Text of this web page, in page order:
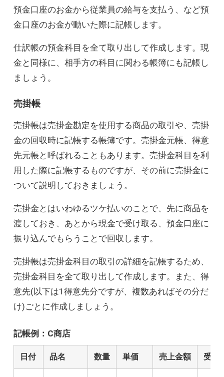
預金口座のお金から従業員の給与を支払う、など預
金口座のお金が動いた際に記帳します。
仕訳帳の預金科目を全て取り出して作成します。現
金と同様に、相手方の科目に関わる帳簿にも記帳し
ましょう。
売掛帳
売掛帳は売掛金勘定を使用する商品の取引や、売掛
金の回収時に記帳する帳簿です。売掛金元帳、得意
先元帳と呼ばれることもあります。売掛金科目を利
用した際に記帳するものですが、その前に売掛金に
ついて説明しておきましょう。
売掛金とはいわゆるツケ払いのことで、先に商品を
渡しておき、あとから現金で受け取る、預金口座に
振り込んでもらうことで回収します。
売掛帳は売掛金科目の取引の詳細を記帳するため、
売掛金科目を全て取り出して作成します。また、得
意先(以下は1得意先分ですが、複数あればその分だ
け)ごとに作成しましょう。
記帳例：C商店
日付 品名 数量 単価 売上金額 受入